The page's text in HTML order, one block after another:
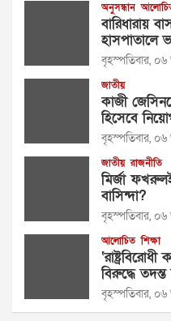
অনুসন্ধান
বারিধারায়
হাসপাতালে
বৃহস্পতিবার,
জাতীয়
কাজী
হিসেবে
বৃহস্পতিবার,
জাতীয় রাজনীতি
মির্জা
বাসিন্দা?
বৃহস্পতিবার,
আলোচিত শিক্ষা
বিরুদ্ধে
বৃহস্পতিবার,